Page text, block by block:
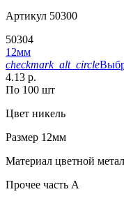
Артикул 50300
50304
12мм
checkmark_alt_circle
4.13 р.
По 100 шт
Цвет никель
Размер 12мм
Материал цветной
Прочее часть A